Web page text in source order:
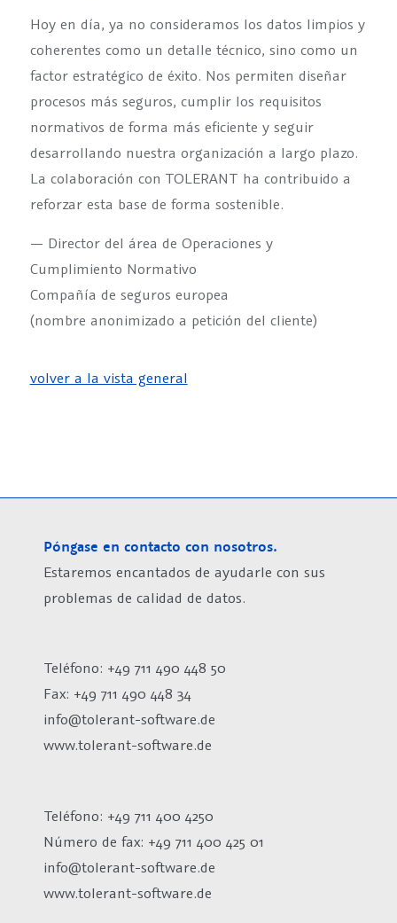
Hoy en día, ya no consideramos los datos limpios y
coherentes como un detalle técnico, sino como un
factor estratégico de éxito. Nos permiten diseñar
procesos más seguros, cumplir los requisitos
normativos de forma más eficiente y seguir
desarrollando nuestra organización a largo plazo.
La colaboración con TOLERANT ha contribuido a
reforzar esta base de forma sostenible.
— Director del área de Operaciones y
Cumplimiento Normativo
Compañía de seguros europea
(nombre anonimizado a petición del cliente)
volver a la vista general
Póngase en contacto con nosotros.
Estaremos encantados de ayudarle con sus
problemas de calidad de datos.
Teléfono: +49 711 490 448 50
Fax: +49 711 490 448 34
info@tolerant-software.de
www.tolerant-software.de
Teléfono: +49 711 400 4250
Número de fax: +49 711 400 425 01
info@tolerant-software.de
www.tolerant-software.de